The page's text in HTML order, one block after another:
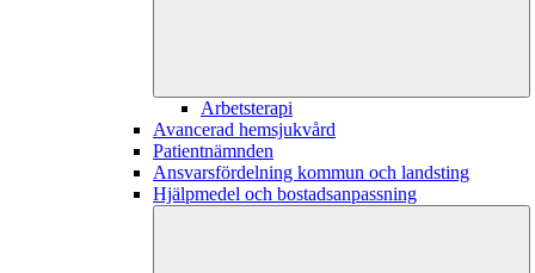
Arbetsterapi
Avancerad hemsjukvård
Patientnämnden
Ansvarsfördelning kommun och landsting
Hjälpmedel och bostadsanpassning